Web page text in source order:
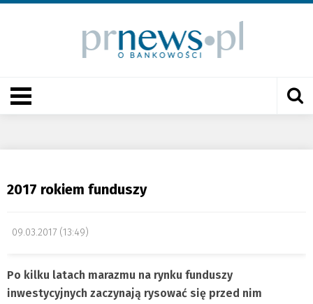
2017 rokiem funduszy
09.03.2017 (13:49)
Po kilku latach marazmu na rynku funduszy
inwestycyjnych zaczynają rysować się przed nim